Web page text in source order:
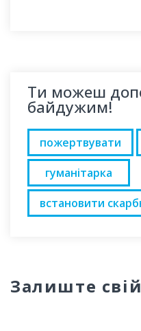
Ти можеш
байдужим!
пожертвувати
гуманітарка
встановити
Залиште